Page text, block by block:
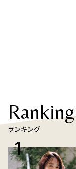
Ranking
ランキング